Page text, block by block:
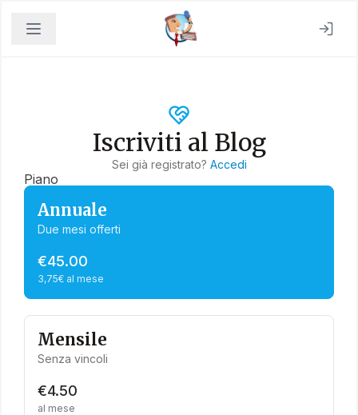
Iscriviti al Blog
Sei già registrato? Accedi
Piano
Annuale
Due mesi offerti
€45.00
3,75€ al mese
Mensile
Senza vincoli
€4.50
al mese